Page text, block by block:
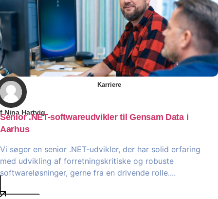
Karriere
Nina Hartvig
Senior .NET-softwareudvikler til Gensam Data i
Aarhus
Vi søger en senior .NET-udvikler, der har solid erfaring
med udvikling af forretningskritiske og robuste
softwareløsninger, gerne fra en drivende rolle....